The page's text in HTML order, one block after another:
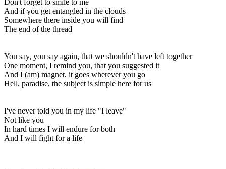
And if you get entangled in the clouds
Somewhere there inside you will find
The end of the thread
You say, you say again, that we shouldn't have left together
One moment, I remind you, that you suggested it
And I (am) magnet, it goes wherever you go
Hell, paradise, the subject is simple here for us
I've never told you in my life "I leave"
Not like you
In hard times I will endure for both
And I will fight for a life